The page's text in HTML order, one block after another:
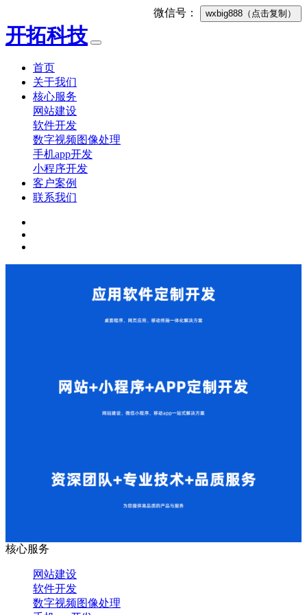
微信号： wxbig888 （点击复制）
开拓科技
首页
关于我们
核心服务
网站建设
软件开发
数字视频图像处理
手机app开发
小程序开发
客户案例
联系我们
核心服务
网站建设
软件开发
数字视频图像处理